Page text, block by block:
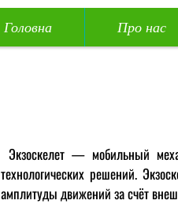
Головна Про нас
Экзоскелет — мобильный
технологических решений.
амплитуды движений за счёт